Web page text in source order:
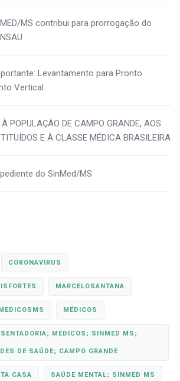
MS contribui para prorrogação do
Levantamento para Pronto
Vertical
POPULAÇÃO DE CAMPO GRANDE, AOS
E À CLASSE MÉDICA BRASILEIRA
do SinMed/MS
CORONAVIRUS
MARCELOSANTANA
MÉDICOS
MÉDICOS; SINMED MS;
DE SAÚDE; CAMPO GRANDE
CASA SAÚDE MENTAL; SINMED MS